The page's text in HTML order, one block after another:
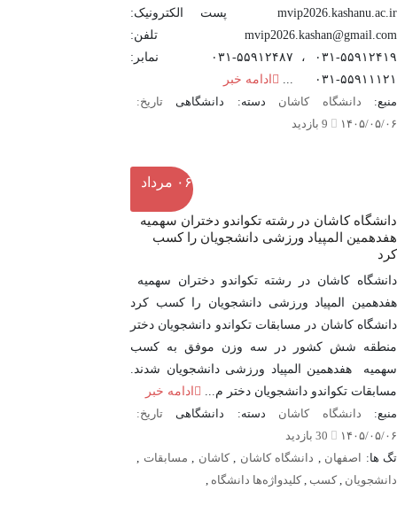
mvip2026.kashanu.ac.ir پست الکترونیک:
mvip2026.kashan@gmail.com تلفن:
۵۵۹۱۲۴۱۹-۰۳۱ ، ۵۵۹۱۲۴۸۷-۰۳۱ نمابر:
۵۵۹۱۱۱۲۱-۰۳۱ ...
ادامه خبر
منبع: دانشگاه کاشان دسته: دانشگاهی تاریخ:
۱۴۰۵/۰۵/۰۶
۰۶ مرداد
دانشگاه کاشان در رشته تکواندو دختران سهمیه
هفدهمین المپیاد ورزشی دانشجویان را کسب
کرد
دانشگاه کاشان در رشته تکواندو دختران سهمیه
هفدهمین المپیاد ورزشی دانشجویان را کسب کرد
دانشگاه کاشان در مسابقات تکواندو دانشجویان دختر
منطقه شش کشور در سه وزن موفق به کسب
سهمیه هفدهمین المپیاد ورزشی دانشجویان شدند.
مسابقات تکواندو دانشجویان دختر م...
ادامه خبر
منبع: دانشگاه کاشان دسته: دانشگاهی تاریخ:
۱۴۰۵/۰۵/۰۶
تگ ها:
اصفهان , دانشگاه کاشان ,کاشان , مسابقات ,
دانشجویان ,کسب ,کلیدواژه‌ها دانشگاه ,